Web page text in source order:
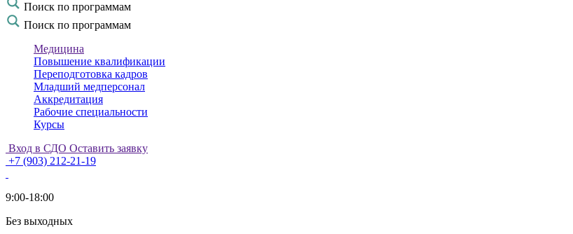
Поиск по программам
Поиск по программам
Медицина
Повышение квалификации
Переподготовка кадров
Младший медперсонал
Аккредитация
Рабочие специальности
Курсы
Вход в СДО Оставить заявку
+7 (903) 212-21-19
9:00-18:00
Без выходных